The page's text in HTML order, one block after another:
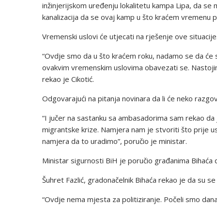
inžinjerijskom uređenju lokalitetu kampa Lipa, da
kanalizacija da se ovaj kamp u što kraćem vremenu
Vremenski uslovi će utjecati na rješenje ove
“Ovdje smo da u što kraćem roku, nadamo se da
ovakvim vremenskim uslovima obavezati se.
rekao je Cikotić.
Odgovarajući na pitanja novinara da li će neko
“I jučer na sastanku sa ambasadorima sam rekao
migrantske krize. Namjera nam je stvoriti što prije
namjera da to uradimo”, poručio je ministar.
Ministar sigurnosti BiH je poručio građanima Bihaća
Šuhret Fazlić, gradonačelnik Bihaća rekao je da su
“Ovdje nema mjesta za politiziranje. Počeli smo